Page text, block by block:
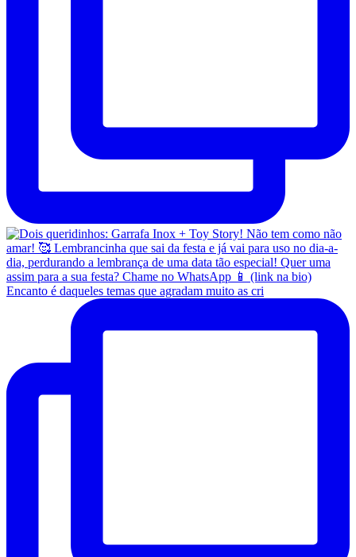
Encanto é daqueles temas que agradam muito as cri